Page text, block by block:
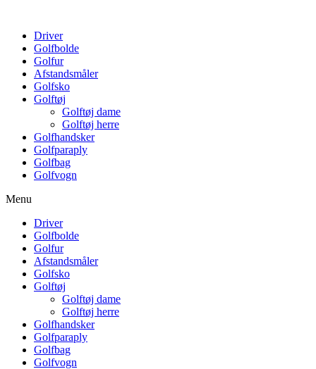
Driver
Golfbolde
Golfur
Afstandsmåler
Golfsko
Golftøj
Golftøj dame
Golftøj herre
Golfhandsker
Golfparaply
Golfbag
Golfvogn
Menu
Driver
Golfbolde
Golfur
Afstandsmåler
Golfsko
Golftøj
Golftøj dame
Golftøj herre
Golfhandsker
Golfparaply
Golfbag
Golfvogn